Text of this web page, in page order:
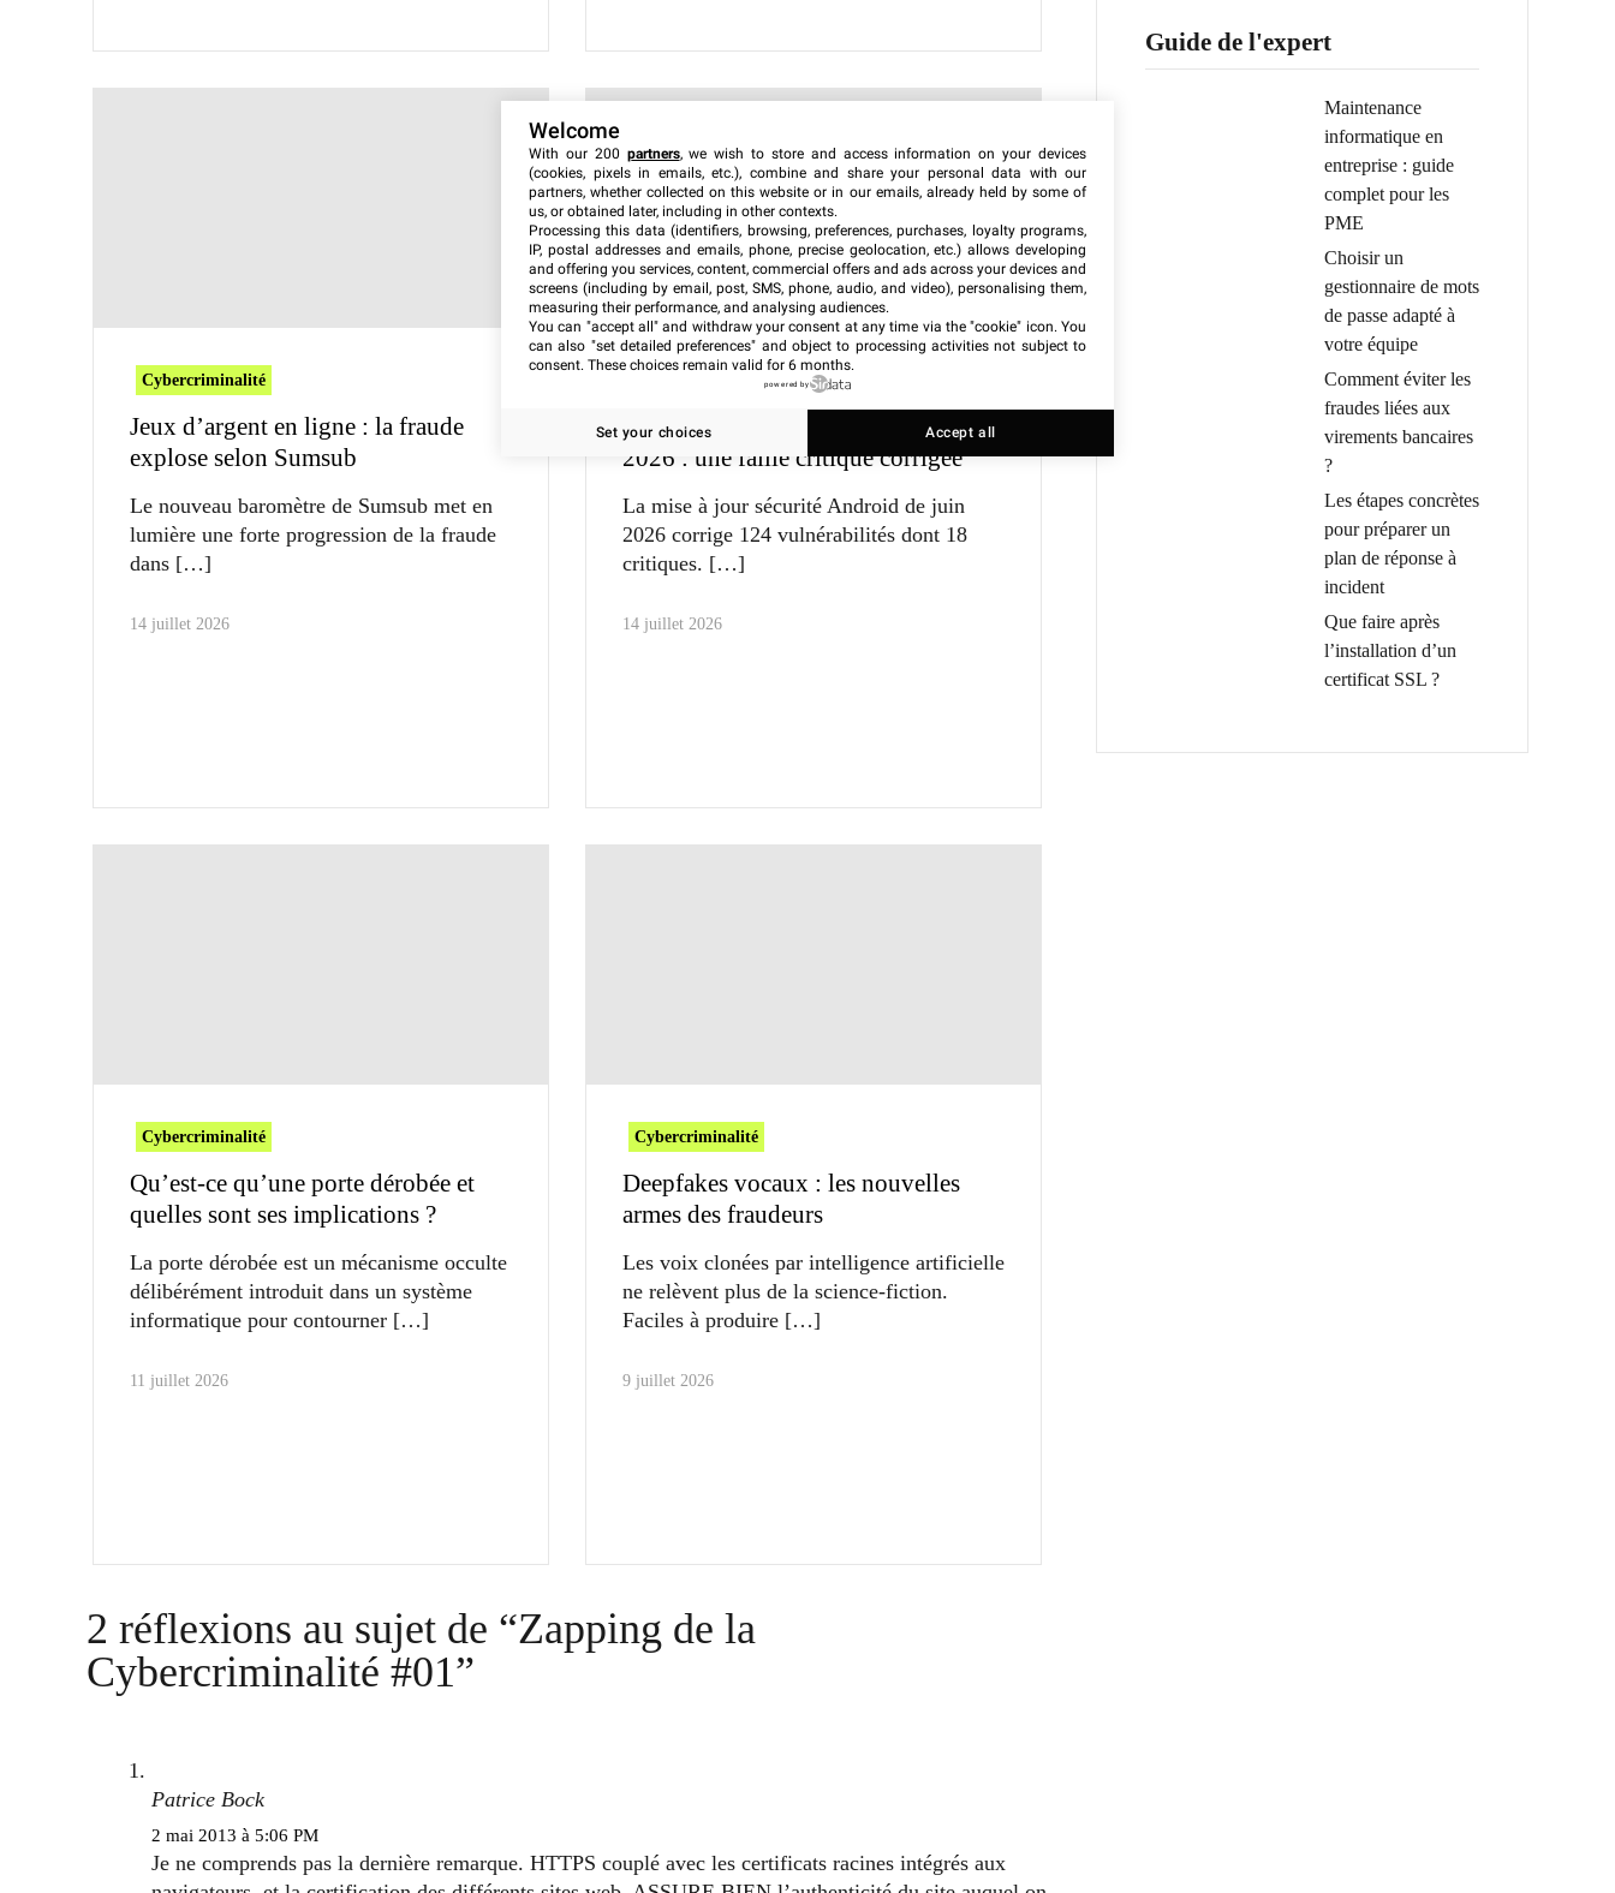
Cybercriminalité
Jeux d’argent en ligne : la fraude
explose selon Sumsub
Le nouveau baromètre de Sumsub met en
lumière une forte progression de la fraude
dans
14 juillet 2026
Mise à jour de sécurité Android juin
2026 : une faille critique corrigée
La mise à jour sécurité Android de juin
2026 corrige 124 vulnérabilités dont 18
critiques.
14 juillet 2026
Cybercriminalité
Qu’est-ce qu’une porte dérobée et
quelles sont ses implications ?
La porte dérobée est un mécanisme occulte
délibérément introduit dans un système
informatique pour contourner
11 juillet 2026
Cybercriminalité
Deepfakes vocaux : les nouvelles
armes des fraudeurs
Les voix clonées par intelligence artificielle
ne relèvent plus de la science-fiction.
Faciles à produire
9 juillet 2026
2 réflexions au sujet de “Zapping de la
Cybercriminalité #01”
Patrice Bock
2 mai 2013 à 5:06 PM
Je ne comprends pas la dernière remarque. HTTPS couplé avec les certificats racines intégrés aux
Guide de l'expert
Maintenance
informatique en
entreprise : guide
complet pour les
PME
Choisir un
gestionnaire de mots
de passe adapté à
votre équipe
Comment éviter les
fraudes liées aux
virements bancaires
?
Les étapes concrètes
pour préparer un
plan de réponse à
incident
Que faire après
l’installation d’un
certificat SSL ?
Welcome
With our 200 partners, we wish to store and access information on your devices
(cookies, pixels in emails, etc.), combine and share your personal data with our
partners, whether collected on this website or in our emails, already held by some of
us, or obtained later, including in other contexts.
Processing this data (identifiers, browsing, preferences, purchases, loyalty programs,
IP, postal addresses and emails, phone, precise geolocation, etc.) allows developing
and offering you services, content, commercial offers and ads across your devices and
screens (including by email, post, SMS, phone, audio, and video), personalising them,
measuring their performance, and analysing audiences.
You can "accept all" and withdraw your consent at any time via the "cookie" icon. You
can also "set detailed preferences" and object to processing activities not subject to
consent. These choices remain valid for 6 months.
powered by
Set your choices Accept all